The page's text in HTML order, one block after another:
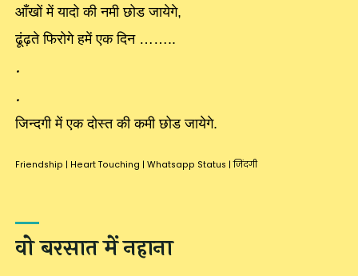
आँखों में यादो की नमी छोड जायेगे,
ढूंढ़ते फिरोगे हमें एक दिन ……..
.
.
जिन्दगी में एक दोस्त की कमी छोड जायेगे.
Friendship | Heart Touching | Whatsapp Status | जिंदगी
वो बरसात में नहाना